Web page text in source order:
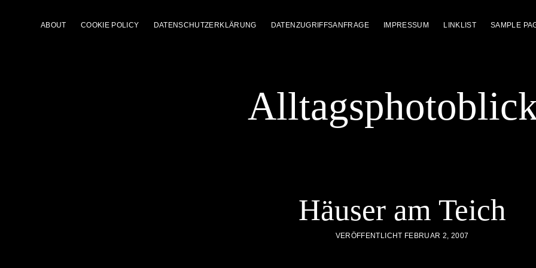
ABOUT COOKIE POLICY DATENSCHUTZERKLÄRUNG DATENZUGRIFFSANFRAGE IMPRESSUM LINKLIST SAMPLE
Häuser am Teich
VERÖFFENTLICHT FEBRUAR 2, 2007